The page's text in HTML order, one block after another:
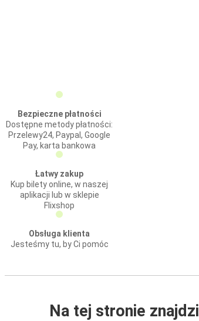
Bezpieczne płatności
Dostępne metody płatności:
Przelewy24, Paypal, Google
Pay, karta bankowa
Łatwy zakup
Kup bilety online, w naszej
aplikacji lub w sklepie
Flixshop
Obsługa klienta
Jesteśmy tu, by Ci pomóc
Na tej stronie